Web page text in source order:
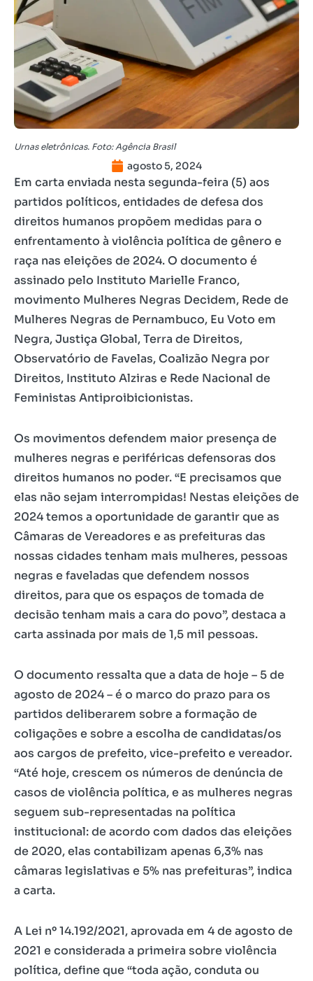
Urnas eletrônicas. Foto: Agência Brasil
agosto 5, 2024
Em carta enviada nesta segunda-feira (5) aos
partidos políticos, entidades de defesa dos
direitos humanos propõem medidas para o
enfrentamento à violência política de gênero e
raça nas eleições de 2024. O documento é
assinado pelo Instituto Marielle Franco,
movimento Mulheres Negras Decidem, Rede de
Mulheres Negras de Pernambuco, Eu Voto em
Negra, Justiça Global, Terra de Direitos,
Observatório de Favelas, Coalizão Negra por
Direitos, Instituto Alziras e Rede Nacional de
Feministas Antiproibicionistas.
Os movimentos defendem maior presença de
mulheres negras e periféricas defensoras dos
direitos humanos no poder. “E precisamos que
elas não sejam interrompidas! Nestas eleições de
2024 temos a oportunidade de garantir que as
Câmaras de Vereadores e as prefeituras das
nossas cidades tenham mais mulheres, pessoas
negras e faveladas que defendem nossos
direitos, para que os espaços de tomada de
decisão tenham mais a cara do povo”, destaca a
carta assinada por mais de 1,5 mil pessoas.
O documento ressalta que a data de hoje – 5 de
agosto de 2024 – é o marco do prazo para os
partidos deliberarem sobre a formação de
coligações e sobre a escolha de candidatas/os
aos cargos de prefeito, vice-prefeito e vereador.
“Até hoje, crescem os números de denúncia de
casos de violência política, e as mulheres negras
seguem sub-representadas na política
institucional: de acordo com dados das eleições
de 2020, elas contabilizam apenas 6,3% nas
câmaras legislativas e 5% nas prefeituras”, indica
a carta.
A Lei nº 14.192/2021, aprovada em 4 de agosto de
2021 e considerada a primeira sobre violência
política, define que “toda ação, conduta ou